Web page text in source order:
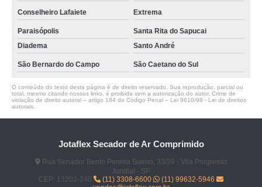
Conselheiro Lafaiete Extrema
Paraisópolis
Santa Rita do Sapucai
Diadema
Santo André
São Bernardo do Campo São Caetano do Sul
O conteúdo do texto desta página é de direito reservado. Sua reprodução, parcial ou
total, mesmo citando nossos links, é proibida sem a autorização do autor. Crime de
violação de direito autoral – artigo 184 do Código Penal – Lei 9610/98 - Lei de direitos
autorais
Jotaflex Secador de Ar Comprimido
Rua Senador Bento Pereira Bueno, 33/39 - Vila Progresso
Jundiaí - SP
CEP: 13202-240
(11) 3308-6600
(11) 99632-5946